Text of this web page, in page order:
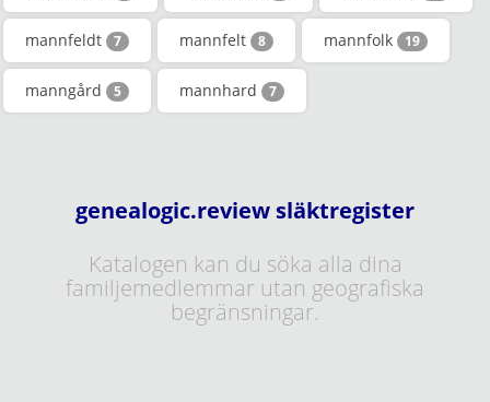
mannfeldt 7 mannfelt 8 mannfolk 19
manngård 5 mannhard 7
genealogic.review släktregister
Katalogen kan du söka alla dina
familjemedlemmar utan geografiska
begränsningar.